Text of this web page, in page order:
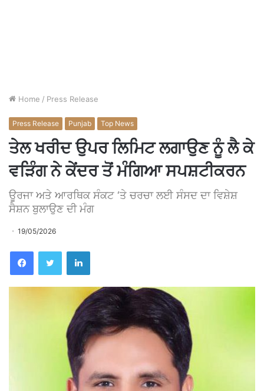
Home / Press Release
Press Release Punjab Top News
ਤੇਲ ਖਰੀਦ ਉਪਰ ਲਿਮਿਟ ਲਗਾਉਣ ਨੂੰ ਲੈ ਕੇ
ਵੜਿੰਗ ਨੇ ਕੇਂਦਰ ਤੋਂ ਮੰਗਿਆ ਸਪਸ਼ਟੀਕਰਨ
ਊਰਜਾ ਅਤੇ ਆਰਥਿਕ ਸੰਕਟ ‘ਤੇ ਚਰਚਾ ਲਈ ਸੰਸਦ ਦਾ ਵਿਸ਼ੇਸ਼
ਸੈਸ਼ਨ ਬੁਲਾਉਣ ਦੀ ਮੰਗ
19/05/2026